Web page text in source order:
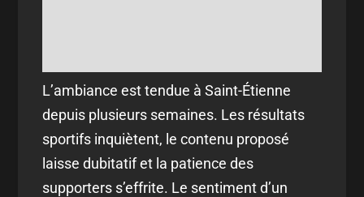
L’ambiance est tendue à Saint-Étienne
depuis plusieurs semaines. Les résultats
sportifs inquiètent, le contenu proposé
laisse dubitatif et la patience des
supporters s’effrite. Le sentiment d’un